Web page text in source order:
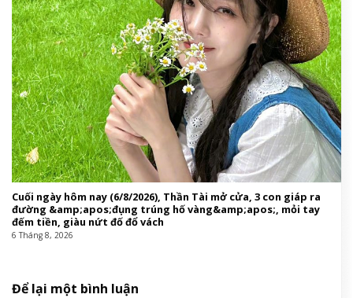
Cuối ngày hôm nay (6/8/2026), Thần Tài mở cửa, 3 con giáp ra
đường &amp;apos;đụng trúng hố vàng&amp;apos;, mỏi tay
đếm tiền, giàu nứt đố đổ vách
6 Tháng 8, 2026
Để lại một bình luận